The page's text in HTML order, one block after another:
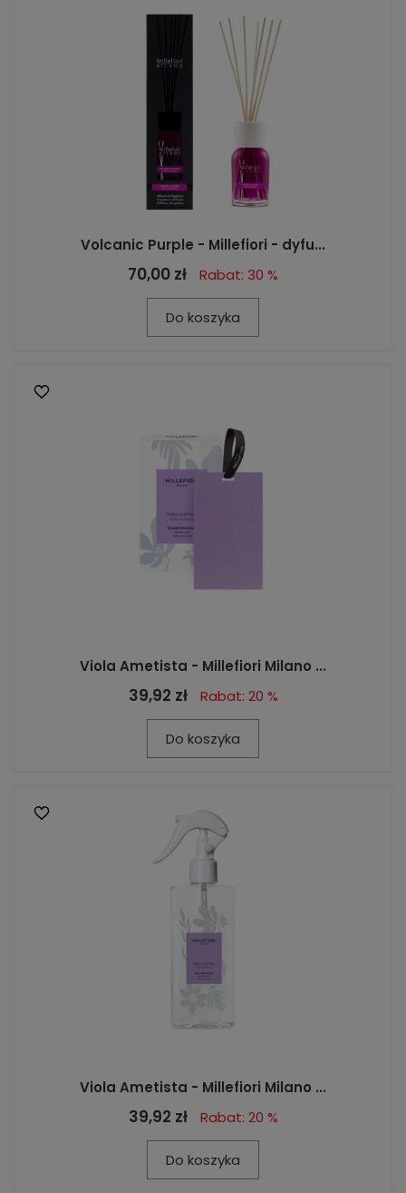
Volcanic Purple - Millefiori - dyfu...
70,00 zł Rabat: 30 %
Do koszyka
Viola Ametista - Millefiori Milano ...
39,92 zł Rabat: 20 %
Do koszyka
Viola Ametista - Millefiori Milano ...
39,92 zł Rabat: 20 %
Do koszyka